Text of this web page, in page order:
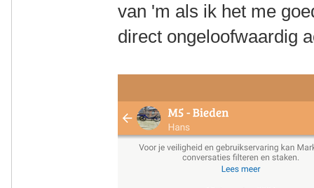
van 'm als ik het me
direct ongeloofwaardig